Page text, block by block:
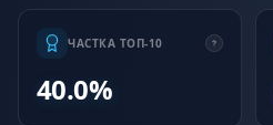
ЧАСТКА ТОП-10
40.0%